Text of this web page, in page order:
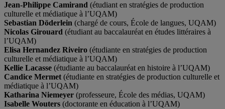
Jean-Philippe Camirand (étudiant en stratégies de production
culturelle et médiatique à l’UQAM)
Sebastian Döderlein (chargé de cours, École de langues, UQAM)
Nicolas Girouard (étudiant au baccalauréat en études littéraires à
l’UQAM)
Elisa Hernandez Riveiro (étudiante en stratégies de production
culturelle et médiatique à l’UQAM)
Kellie Lacasse (étudiante au baccalauréat en histoire à l’UQAM)
Candice Mermet (étudiante en stratégies de production culturelle et
médiatique à l’UQAM)
Katharina Niemeyer (professeure, École des médias, UQAM)
Isabelle Wouters (doctorante en éducation à l’UQAM)